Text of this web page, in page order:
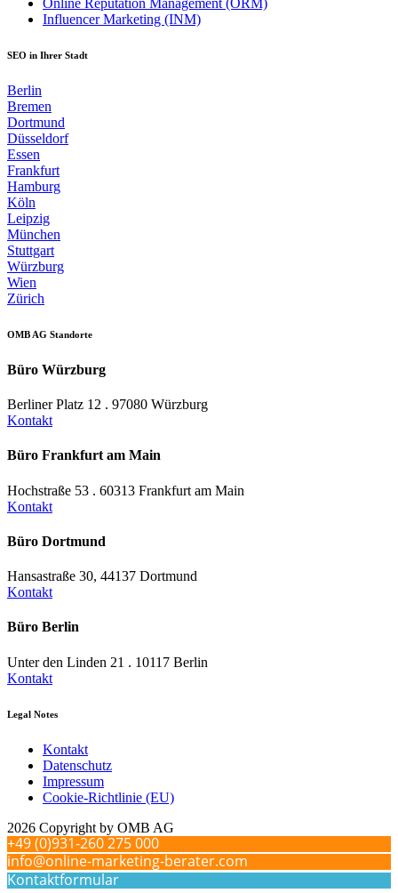
Online Reputation Management (ORM)
Influencer Marketing (INM)
SEO in Ihrer Stadt
Berlin
Bremen
Dortmund
Düsseldorf
Essen
Frankfurt
Hamburg
Köln
Leipzig
München
Stuttgart
Würzburg
Wien
Zürich
OMB AG Standorte
Büro Würzburg
Berliner Platz 12 . 97080 Würzburg
Kontakt
Büro Frankfurt am Main
Hochstraße 53 . 60313 Frankfurt am Main
Kontakt
Büro Dortmund
Hansastraße 30, 44137 Dortmund
Kontakt
Büro Berlin
Unter den Linden 21 . 10117 Berlin
Kontakt
Legal Notes
Kontakt
Datenschutz
Impressum
Cookie-Richtlinie (EU)
2026 Copyright by OMB AG
+49 (0)931-260 275 000
info@online-marketing-berater.com
Kontaktformular